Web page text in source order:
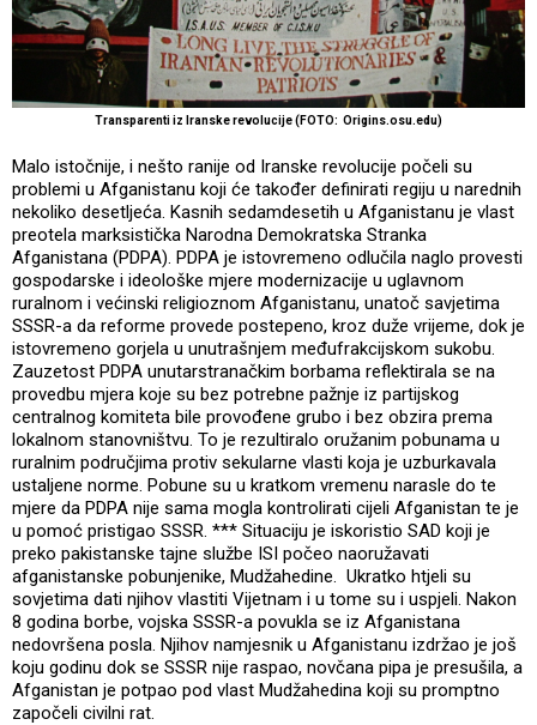
Transparenti iz Iranske revolucije (FOTO: Origins.osu.edu)
Malo istočnije, i nešto ranije od Iranske revolucije počeli su
problemi u Afganistanu koji će također definirati regiju u narednih
nekoliko desetljeća. Kasnih sedamdesetih u Afganistanu je vlast
preotela marksistička Narodna Demokratska Stranka
Afganistana (PDPA). PDPA je istovremeno odlučila naglo provesti
gospodarske i ideološke mjere modernizacije u uglavnom
ruralnom i većinski religioznom Afganistanu, unatoč savjetima
SSSR-a da reforme provede postepeno, kroz duže vrijeme, dok je
istovremeno gorjela u unutrašnjem međufrakcijskom sukobu.
Zauzetost PDPA unutarstranačkim borbama reflektirala se na
provedbu mjera koje su bez potrebne pažnje iz partijskog
centralnog komiteta bile provođene grubo i bez obzira prema
lokalnom stanovništvu. To je rezultiralo oružanim pobunama u
ruralnim područjima protiv sekularne vlasti koja je uzburkavala
ustaljene norme. Pobune su u kratkom vremenu narasle do te
mjere da PDPA nije sama mogla kontrolirati cijeli Afganistan te je
u pomoć pristigao SSSR. *** Situaciju je iskoristio SAD koji je
preko pakistanske tajne službe ISI počeo naoružavati
afganistanske pobunjenike, Mudžahedine. Ukratko htjeli su
sovjetima dati njihov vlastiti Vijetnam i u tome su i uspjeli. Nakon
8 godina borbe, vojska SSSR-a povukla se iz Afganistana
nedovršena posla. Njihov namjesnik u Afganistanu izdržao je još
koju godinu dok se SSSR nije raspao, novčana pipa je presušila, a
Afganistan je potpao pod vlast Mudžahedina koji su promptno
započeli civilni rat.